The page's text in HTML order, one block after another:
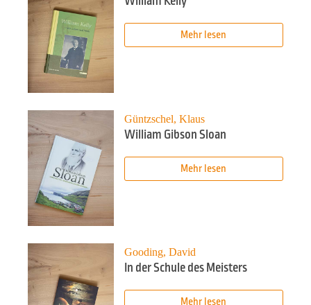
Mehr lesen
Güntzschel, Klaus
William Gibson Sloan
Mehr lesen
Gooding, David
In der Schule des Meisters
Mehr lesen